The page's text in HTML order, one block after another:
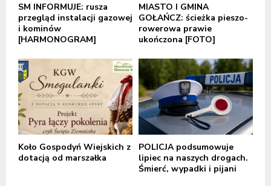
SM INFORMUJE: rusza
przegląd instalacji gazowej
i kominów
[HARMONOGRAM]
MIASTO I GMINA
GOŁAŃCZ: ścieżka pieszo-
rowerowa prawie
ukończona [FOTO]
Koło Gospodyń Wiejskich z
dotacją od marszałka
POLICJA podsumowuje
lipiec na naszych drogach.
Śmierć, wypadki i pijani